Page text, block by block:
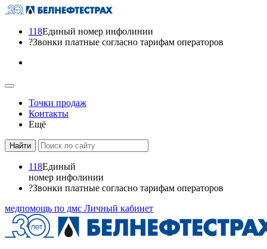
118Единый номер инфолинии
?Звонки платные согласно тарифам операторов
Точки продаж
Контакты
Ещё
118Единый
номер инфолинии
?Звонки платные согласно тарифам операторов
медпомощь по дмс Личный кабинет